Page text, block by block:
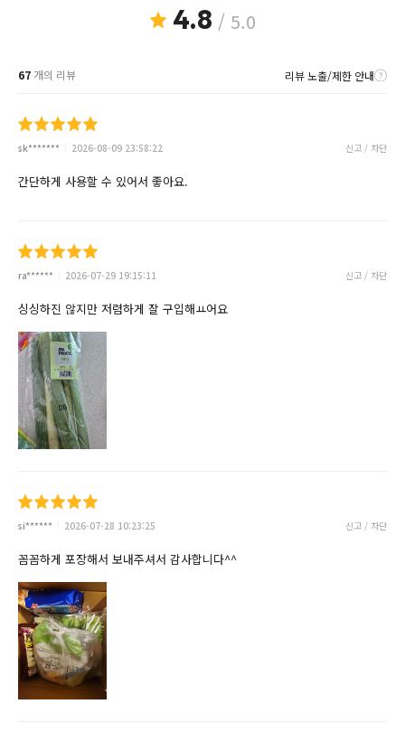
4.8 / 5.0
67개의 리뷰 리뷰 노출/제한 안내
sk******* 2026-08-09 23:58:22 신고 / 차단
간단하게 사용할 수 있어서 좋아요.
ra****** 2026-07-29 19:15:11 신고 / 차단
싱싱하진 않지만 저렴하게 잘 구입해ㅛ어요
si****** 2026-07-28 10:23:25 신고 / 차단
꼼꼼하게 포장해서 보내주셔서 감사합니다^^